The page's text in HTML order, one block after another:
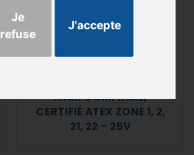
J'accepte
Je
refuse
À AIR COMPRIMÉ,
CERTIFIÉ ATEX ZONE 1, 2,
21, 22 - 25V